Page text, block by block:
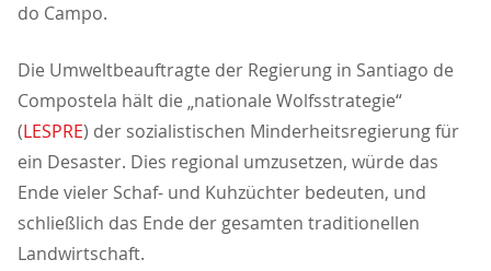
do Campo.
Die Umweltbeauftragte der Regierung in Santiago de
Compostela hält die „nationale Wolfsstrategie“
(LESPRE) der sozialistischen Minderheitsregierung für
ein Desaster. Dies regional umzusetzen, würde das
Ende vieler Schaf- und Kuhzüchter bedeuten, und
schließlich das Ende der gesamten traditionellen
Landwirtschaft.